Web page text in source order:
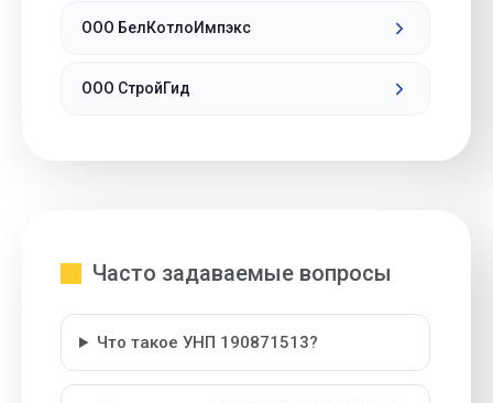
ООО БелКотлоИмпэкс
ООО СтройГид
Часто задаваемые вопросы
Что такое УНП 190871513?